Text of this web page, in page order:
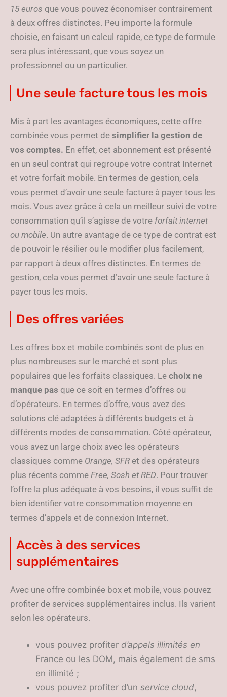
15 euros que vous pouvez économiser contrairement
à deux offres distinctes. Peu importe la formule
choisie, en faisant un calcul rapide, ce type de formule
sera plus intéressant, que vous soyez un
professionnel ou un particulier.
Une seule facture tous les mois
Mis à part les avantages économiques, cette offre
combinée vous permet de simplifier la gestion de
vos comptes. En effet, cet abonnement est présenté
en un seul contrat qui regroupe votre contrat Internet
et votre forfait mobile. En termes de gestion, cela
vous permet d’avoir une seule facture à payer tous les
mois. Vous avez grâce à cela un meilleur suivi de votre
consommation qu’il s’agisse de votre forfait internet
ou mobile. Un autre avantage de ce type de contrat est
de pouvoir le résilier ou le modifier plus facilement,
par rapport à deux offres distinctes. En termes de
gestion, cela vous permet d’avoir une seule facture à
payer tous les mois.
Des offres variées
Les offres box et mobile combinés sont de plus en
plus nombreuses sur le marché et sont plus
populaires que les forfaits classiques. Le choix ne
manque pas que ce soit en termes d’offres ou
d’opérateurs. En termes d’offre, vous avez des
solutions clé adaptées à différents budgets et à
différents modes de consommation. Côté opérateur,
vous avez un large choix avec les opérateurs
classiques comme Orange, SFR et des opérateurs
plus récents comme Free, Sosh et RED. Pour trouver
l’offre la plus adéquate à vos besoins, il vous suffit de
bien identifier votre consommation moyenne en
termes d’appels et de connexion Internet.
Accès à des services
supplémentaires
Avec une offre combinée box et mobile, vous pouvez
profiter de services supplémentaires inclus. Ils varient
selon les opérateurs.
vous pouvez profiter d’appels illimités en
France ou les DOM, mais également de sms
en illimité ;
vous pouvez profiter d’un service cloud,